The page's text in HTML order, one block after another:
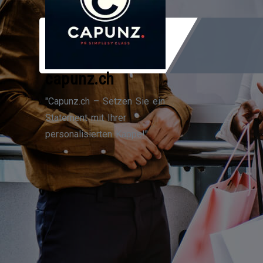
Zum
Inhalt
capunz.ch
"Capunz.ch – Setzen Sie ein
Statement mit Ihrer
personalisierten Kappe!"